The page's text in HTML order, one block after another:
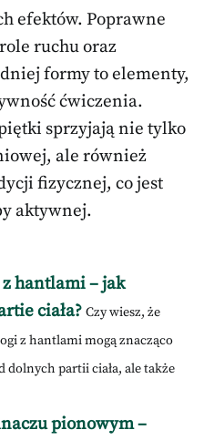
efektów. Poprawne
ruchu oraz
formy to elementy,
ćwiczenia.
sprzyjają nie tylko
ale również
fizycznej, co jest
aktywnej.
hantlami – jak
ciała? Czy wiesz, że
z hantlami mogą znacząco
partii ciała, ale także
pionowym –